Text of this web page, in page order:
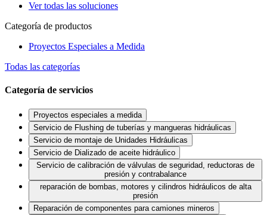
Ver todas las soluciones
Categoría de productos
Proyectos Especiales a Medida
Todas las categorías
Categoría de servicios
Proyectos especiales a medida
Servicio de Flushing de tuberías y mangueras hidráulicas
Servicio de montaje de Unidades Hidráulicas
Servicio de Dializado de aceite hidráulico
Servicio de calibración de válvulas de seguridad, reductoras de
presión y contrabalance
reparación de bombas, motores y cilindros hidráulicos de alta
presión
Reparación de componentes para camiones mineros